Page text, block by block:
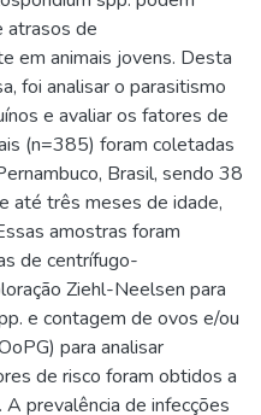
atrasos de
em animais jovens. Desta
foi analisar o parasitismo
e avaliar os fatores de
(n=385) foram coletadas
Brasil, sendo 38
até três meses de idade,
amostras foram
de centrífugo-
Ziehl-Neelsen para
e contagem de ovos e/ou
para analisar
de risco foram obtidos a
A prevalência de infecções